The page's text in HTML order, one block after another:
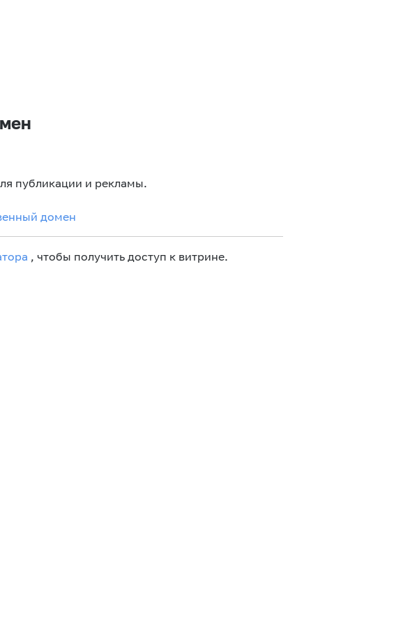
публикации и рекламы.
домен
, чтобы получить доступ к витрине.